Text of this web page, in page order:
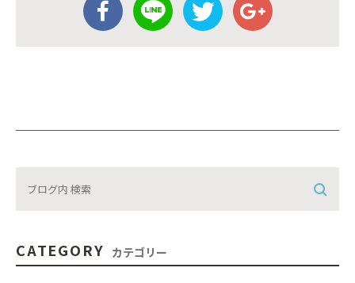
CATEGORY カテゴリー